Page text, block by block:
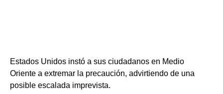
Estados Unidos instó a sus ciudadanos en Medio
Oriente a extremar la precaución, advirtiendo de una
posible escalada imprevista.